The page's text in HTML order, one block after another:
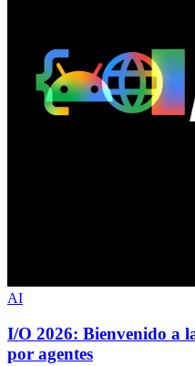
AI
I/O 2026: Bienvenido a
por agentes